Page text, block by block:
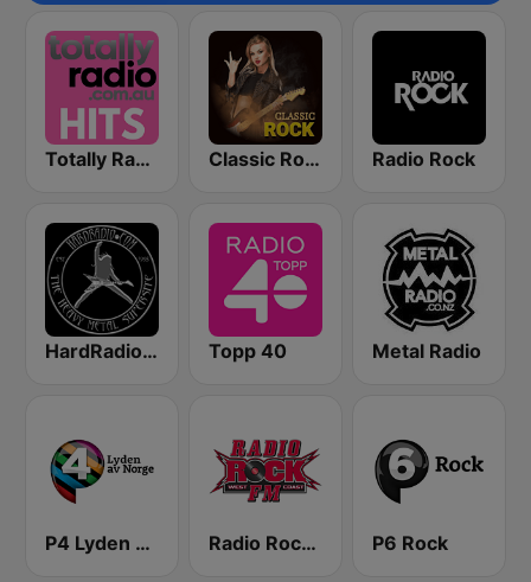
Totally Radio Hits Classic Rock Station Radio Rock
HardRadio.com Topp 40 Metal Radio
P4 Lyden av Norge Radio Rock FM P6 Rock